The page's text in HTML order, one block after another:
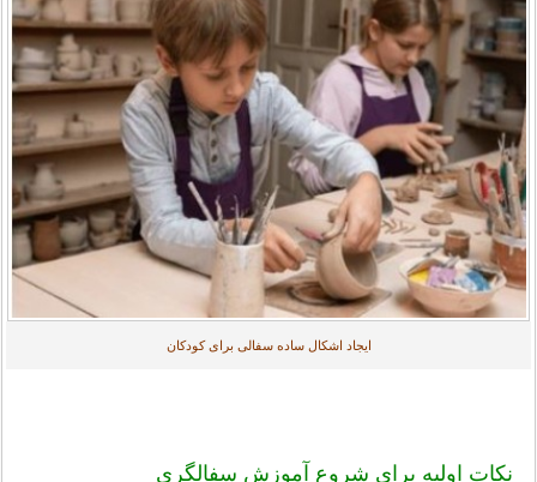
ایجاد اشکال ساده سفالی برای کودکان
نکات اولیه برای شروع آموزش سفالگری